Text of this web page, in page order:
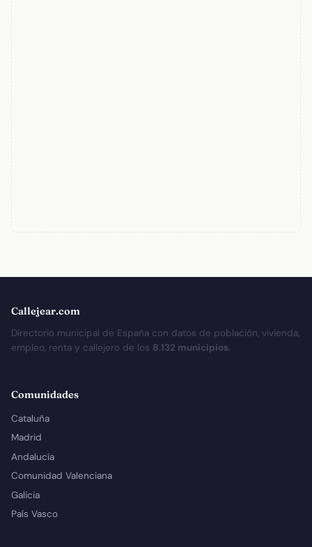
Callejear.com
Directorio municipal de España con datos de población, vivienda,
empleo, renta y callejero de los 8.132 municipios.
Comunidades
Cataluña
Madrid
Andalucía
Comunidad Valenciana
Galicia
País Vasco